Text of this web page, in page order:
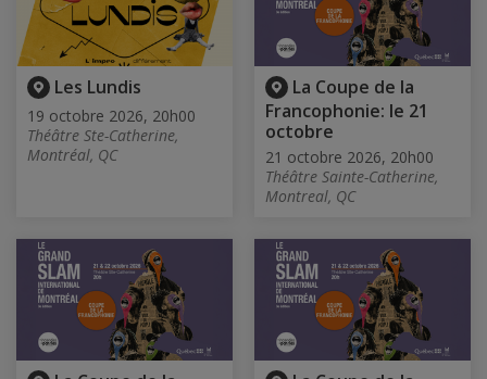
Les Lundis
19 octobre 2026, 20h00
Théâtre Ste-Catherine,
Montréal, QC
La Coupe de la
Francophonie: le 21
octobre
21 octobre 2026, 20h00
Théâtre Sainte-Catherine,
Montreal, QC